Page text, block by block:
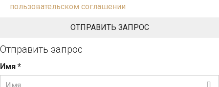
пользовательском соглашении
Отправить запрос
Имя *